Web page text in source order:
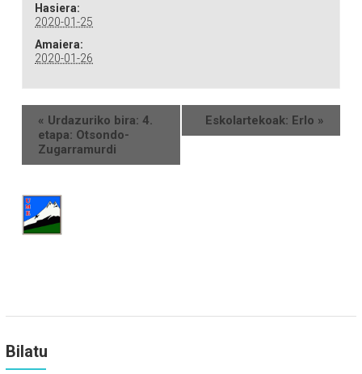
Hasiera:
2020-01-25
Amaiera:
2020-01-26
« Urdazuriko bira: 4.
etapa: Otsondo-
Zugarramurdi
Eskolartekoak: Erlo »
Bilatu